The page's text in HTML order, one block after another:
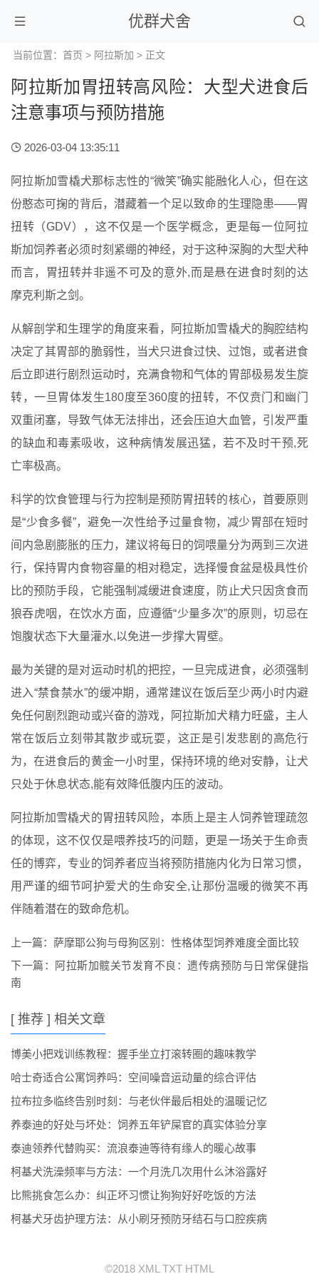
优群犬舍
当前位置： 首页 > 阿拉斯加 > 正文
阿拉斯加胃扭转高风险：大型犬进食后
注意事项与预防措施
2026-03-04 13:35:11
阿拉斯加雪橇犬那标志性的“微笑”确实能融化人心，但在这
份憨态可掬的背后，潜藏着一个足以致命的生理隐患——胃
扭转（GDV），这不仅是一个医学概念，更是每一位阿拉
斯加饲养者必须时刻紧绷的神经，对于这种深胸的大型犬种
而言，胃扭转并非遥不可及的意外,而是悬在进食时刻的达
摩克利斯之剑。
从解剖学和生理学的角度来看，阿拉斯加雪橇犬的胸腔结构
决定了其胃部的脆弱性，当犬只进食过快、过饱，或者进食
后立即进行剧烈运动时，充满食物和气体的胃部极易发生旋
转，一旦胃体发生180度至360度的扭转，不仅贲门和幽门
双重闭塞，导致气体无法排出，还会压迫大血管，引发严重
的缺血和毒素吸收，这种病情发展迅猛，若不及时干预,死
亡率极高。
科学的饮食管理与行为控制是预防胃扭转的核心，首要原则
是“少食多餐”，避免一次性给予过量食物，减少胃部在短时
间内急剧膨胀的压力，建议将每日的饲喂量分为两到三次进
行，保持胃内食物容量的相对稳定，选择慢食盆是极具性价
比的预防手段，它能强制减缓进食速度，防止犬只因贪食而
狼吞虎咽，在饮水方面，应遵循“少量多次”的原则，切忌在
饱腹状态下大量灌水,以免进一步撑大胃壁。
最为关键的是对运动时机的把控，一旦完成进食，必须强制
进入“禁食禁水”的缓冲期，通常建议在饭后至少两小时内避
免任何剧烈跑动或兴奋的游戏，阿拉斯加犬精力旺盛，主人
常在饭后立刻带其散步或玩耍，这正是引发悲剧的高危行
为，在进食后的黄金一小时里，保持环境的绝对安静，让犬
只处于休息状态,能有效降低腹内压的波动。
阿拉斯加雪橇犬的胃扭转风险，本质上是主人饲养管理疏忽
的体现，这不仅仅是喂养技巧的问题，更是一场关于生命责
任的博弈，专业的饲养者应当将预防措施内化为日常习惯，
用严谨的细节呵护爱犬的生命安全,让那份温暖的微笑不再
伴随着潜在的致命危机。
上一篇： 萨摩耶公狗与母狗区别：性格体型饲养难度全面比较
下一篇：
阿拉斯加髋关节发育不良：遗传病预防与日常保健指
南
[ 推荐 ] 相关文章
博美小把戏训练教程：握手坐立打滚转圈的趣味教学
哈士奇适合公寓饲养吗：空间噪音运动量的综合评估
拉布拉多临终告别时刻：与老伙伴最后相处的温暖记忆
养泰迪的好处与坏处：饲养五年铲屎官的真实体验分享
泰迪领养代替购买：流浪泰迪等待有缘人的暖心故事
柯基犬洗澡频率与方法：一个月洗几次用什么沐浴露好
比熊挑食怎么办：纠正坏习惯让狗狗好好吃饭的方法
柯基犬牙齿护理方法：从小刷牙预防牙结石与口腔疾病
©2018 XML TXT HTML